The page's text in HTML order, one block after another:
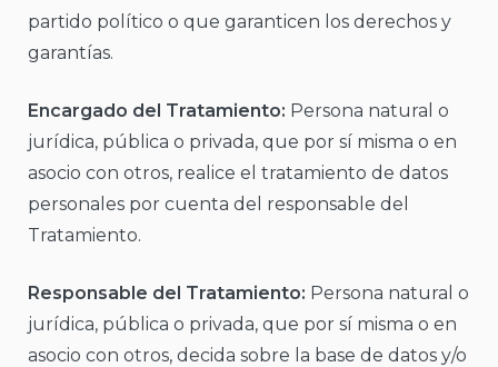
partido político o que garanticen los derechos y
garantías.
Encargado del Tratamiento: Persona natural o
jurídica, pública o privada, que por sí misma o en
asocio con otros, realice el tratamiento de datos
personales por cuenta del responsable del
Tratamiento.
Responsable del Tratamiento: Persona natural o
jurídica, pública o privada, que por sí misma o en
asocio con otros, decida sobre la base de datos y/o